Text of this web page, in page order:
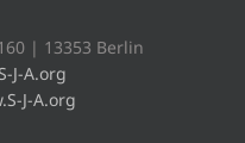
| 13353 Berlin
J-A.org
J-A.org